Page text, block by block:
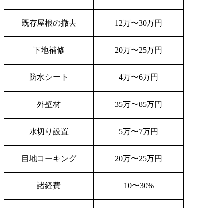
既存屋根の撤去 12万〜30万円
下地補修 20万〜25万円
防水シート 4万〜6万円
外壁材 35万〜85万円
水切り設置 5万〜7万円
目地コーキング 20万〜25万円
諸経費 10〜30%